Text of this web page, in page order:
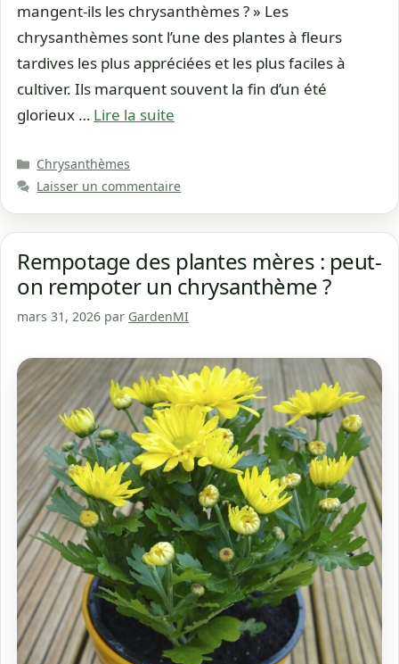
mangent-ils les chrysanthèmes ? » Les
chrysanthèmes sont l’une des plantes à fleurs
tardives les plus appréciées et les plus faciles à
cultiver. Ils marquent souvent la fin d’un été
glorieux … Lire la suite
Catégories
Chrysanthèmes
Laisser un commentaire
Rempotage des plantes mères : peut-
on rempoter un chrysanthème ?
mars 31, 2026 par GardenMI